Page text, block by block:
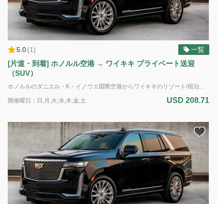
5.0(1) 一覧
[片道・到着] ホノルル空港 → ワイキキ プライベート送迎
（SUV）
ホノルルのダニエル・K・イノウエ国際空港からワイキキのリゾート/宿泊施設（送迎はフロントを有するホテルおよびホテル管理体制のあるコンドミニアムのみ）へのプライベート送迎サービス。 到着専用 車種： SUV 定員： 最大5名様＆6個の標準サイズのお荷物 *追加のお荷物、大型の荷物、サーフボード、または自転車の持ち込みはできません。
開催曜日：日,月,火,水,木,金,土 USD 208.71